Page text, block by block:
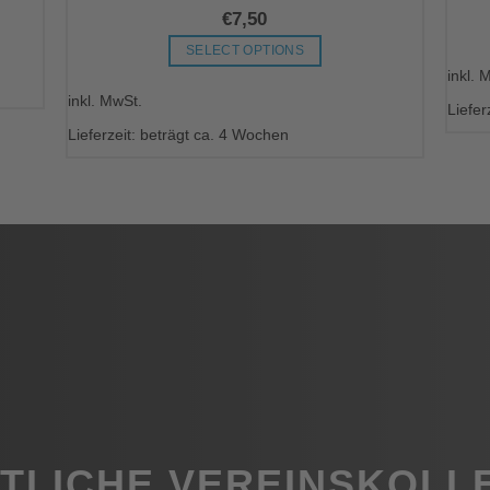
€7,50
SELECT OPTIONS
weist
Die
inkl. MwSt.
Lieferzeit: beträgt ca. 4 Wochen
inkl.